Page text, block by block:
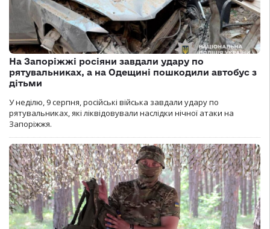
На Запоріжжі росіяни завдали удару по
рятувальниках, а на Одещині пошкодили автобус з
дітьми
У неділю, 9 серпня, російські війська завдали удару по
рятувальниках, які ліквідовували наслідки нічної атаки на
Запоріжжя.